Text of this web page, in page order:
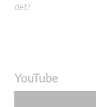
det?
YouTube